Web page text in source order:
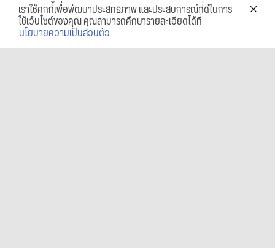
เราใช้คุกกี้เพื่อพัฒนาประสิทธิภาพ และประสบการณ์ที่ดีในการ
ใช้เว็บไซต์ของคุณ คุณสามารถศึกษารายละเอียดได้ที่
นโยบายความเป็นส่วนตัว